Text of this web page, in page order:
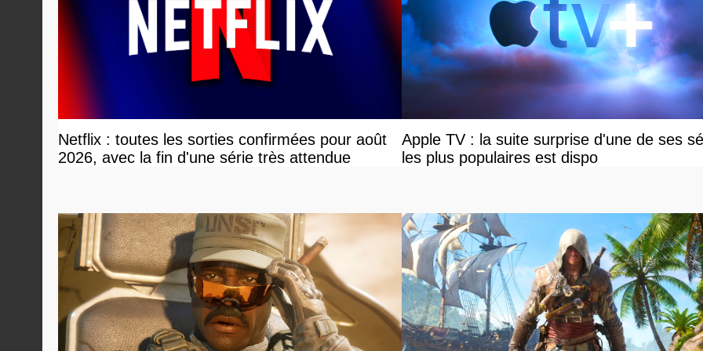
Netflix : toutes les sorties confirmées pour août
2026, avec la fin d'une série très attendue
Apple TV : la suite surprise d'une de ses
les plus populaires est dispo